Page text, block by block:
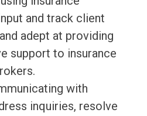
and track client
adept at providing
support to insurance
with
inquiries, resolve